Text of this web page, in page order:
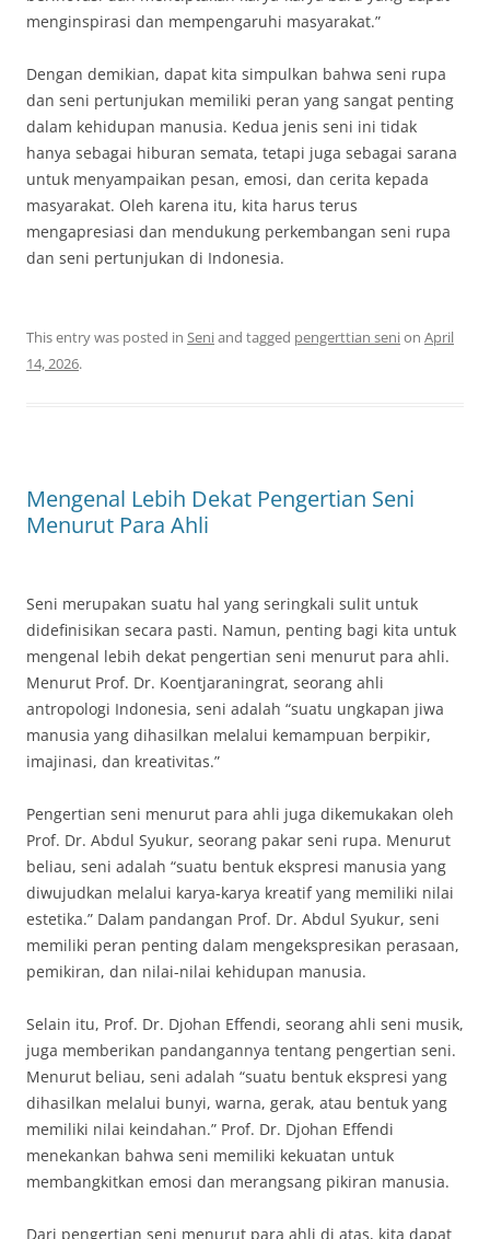
menginspirasi dan mempengaruhi masyarakat.”
Dengan demikian, dapat kita simpulkan bahwa seni rupa
dan seni pertunjukan memiliki peran yang sangat penting
dalam kehidupan manusia. Kedua jenis seni ini tidak
hanya sebagai hiburan semata, tetapi juga sebagai sarana
untuk menyampaikan pesan, emosi, dan cerita kepada
masyarakat. Oleh karena itu, kita harus terus
mengapresiasi dan mendukung perkembangan seni rupa
dan seni pertunjukan di Indonesia.
This entry was posted in Seniand tagged pengerttian senion April
14, 2026.
Mengenal Lebih Dekat Pengertian Seni
Menurut Para Ahli
Seni merupakan suatu hal yang seringkali sulit untuk
didefinisikan secara pasti. Namun, penting bagi kita untuk
mengenal lebih dekat pengertian seni menurut para ahli.
Menurut Prof. Dr. Koentjaraningrat, seorang ahli
antropologi Indonesia, seni adalah “suatu ungkapan jiwa
manusia yang dihasilkan melalui kemampuan berpikir,
imajinasi, dan kreativitas.”
Pengertian seni menurut para ahli juga dikemukakan oleh
Prof. Dr. Abdul Syukur, seorang pakar seni rupa. Menurut
beliau, seni adalah “suatu bentuk ekspresi manusia yang
diwujudkan melalui karya-karya kreatif yang memiliki nilai
estetika.” Dalam pandangan Prof. Dr. Abdul Syukur, seni
memiliki peran penting dalam mengekspresikan perasaan,
pemikiran, dan nilai-nilai kehidupan manusia.
Selain itu, Prof. Dr. Djohan Effendi, seorang ahli seni musik,
juga memberikan pandangannya tentang pengertian seni.
Menurut beliau, seni adalah “suatu bentuk ekspresi yang
dihasilkan melalui bunyi, warna, gerak, atau bentuk yang
memiliki nilai keindahan.” Prof. Dr. Djohan Effendi
menekankan bahwa seni memiliki kekuatan untuk
membangkitkan emosi dan merangsang pikiran manusia.
Dari pengertian seni menurut para ahli di atas, kita dapat